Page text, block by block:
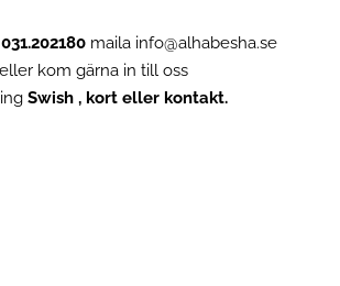
031.202180 maila info@alhabesha.se
eller kom gärna in till oss
Swish , kort eller kontakt.